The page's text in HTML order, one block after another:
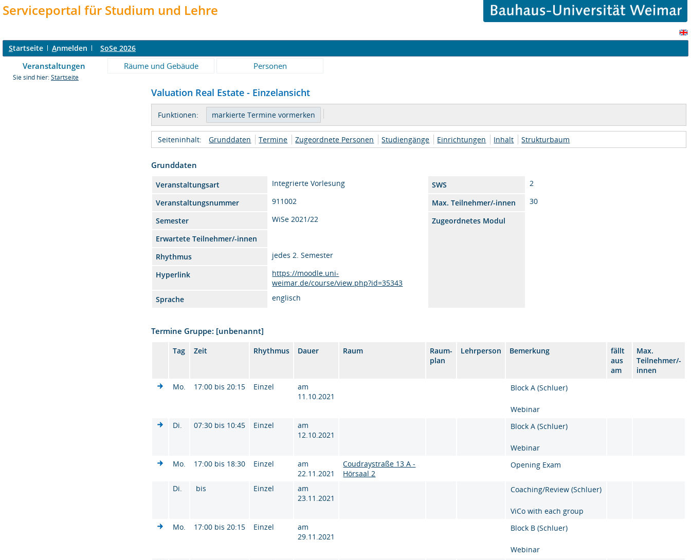
Serviceportal für Studium und Lehre
Startseite Anmelden SoSe 2026
Veranstaltungen Räume und Gebäude Personen
Sie sind hier: Startseite
Valuation Real Estate - Einzelansicht
Funktionen:
Seiteninhalt: Grunddaten Termine Zugeordnete Personen Studiengänge Einrichtungen Inhalt Strukturbaum
Grunddaten
Veranstaltungsart Integrierte Vorlesung SWS
2
Veranstaltungsnummer
911002 Max. Teilnehmer/-innen
30
Semester
WiSe 2021/22
Zugeordnetes Modul
Erwartete Teilnehmer/-innen
Rhythmus
jedes 2. Semester
Hyperlink
https://moodle.uni-
weimar.de/course/view.php?id=35343
Sprache
englisch
Termine Gruppe: [unbenannt]
Tag Zeit Rhythmus Dauer Raum
Raum-
plan
Lehrperson Bemerkung
fällt
aus
am
Max.
Teilnehmer/-
innen
Mo.
17:00 bis 20:15 Einzel
am
11.10.2021
Block A (Schluer)
Webinar
Di.
07:30 bis 10:45 Einzel
am
12.10.2021
Block A (Schluer)
Webinar
Mo.
17:00 bis 18:30 Einzel
am
22.11.2021
Coudraystraße 13 A -
Hörsaal 2
Opening Exam
Di. bis Einzel
am
23.11.2021
Coaching/Review (Schluer)
ViCo with each group
Mo.
17:00 bis 20:15 Einzel
am
29.11.2021
Block B (Schluer)
Webinar